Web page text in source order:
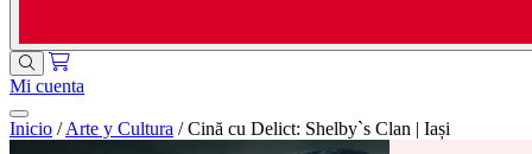
Mi cuenta
Inicio / Arte y Cultura / Cină cu Delict: Shelby`s Clan | Iași